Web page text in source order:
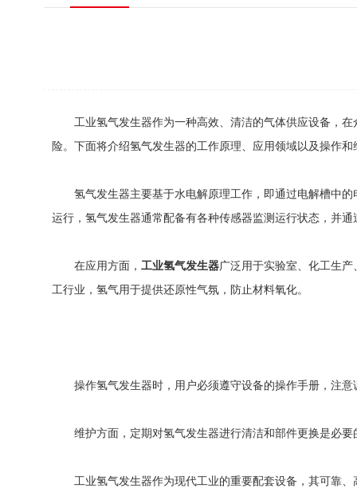
工业氢气发生器作为一种高效、清洁的气体供应设备，在
险。下面将介绍氢气发生器的工作原理、应用领域以及操作和
氢气发生器主要基于水电解原理工作，即通过电解槽中的
运行，氢气发生器通常配备有各种传感器监测运行状态，并
在应用方面， 工业氢气发生器广泛用于实验室、化工生
工行业，氢气用于提供还原性气氛，防止材料氧化。
操作氢气发生器时，用户必须遵守设备的操作手册，注意
维护方面，定期对氢气发生器进行清洁和部件更换是必要
工业氢气发生器作为现代工业的重要配套设备，其可靠、